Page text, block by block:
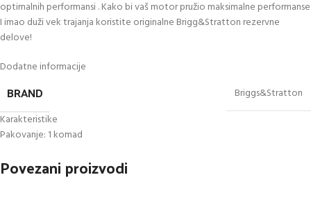
optimalnih performansi . Kako bi vaš motor pružio maksimalne performanse
I imao duži vek trajanja koristite originalne Brigg&Stratton rezervne
delove!
Dodatne informacije
BRAND
Briggs&Stratton
Karakteristike
Pakovanje: 1 komad
Povezani proizvodi